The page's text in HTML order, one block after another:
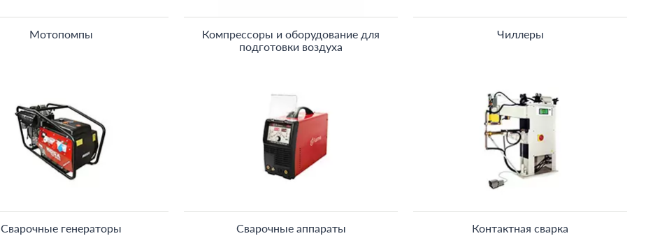
Мотопомпы
Компрессоры и оборудование для
подготовки воздуха
Чиллеры
Сварочные генераторы Сварочные аппараты Контактная сварка